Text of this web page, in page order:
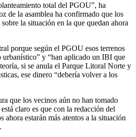
total del PGOU”, ha
de la asamblea ha confirmado que los
la situación en la que quedan ahora
porque según el PGOU esos terrenos
urbanístico” y “han aplicado un IBI que
si se anula el Parque Litoral Norte y
ese dinero “debería volver a los
que los vecinos aún no han tomado
claro es que con la redacción del
estarán más atentos a la situación